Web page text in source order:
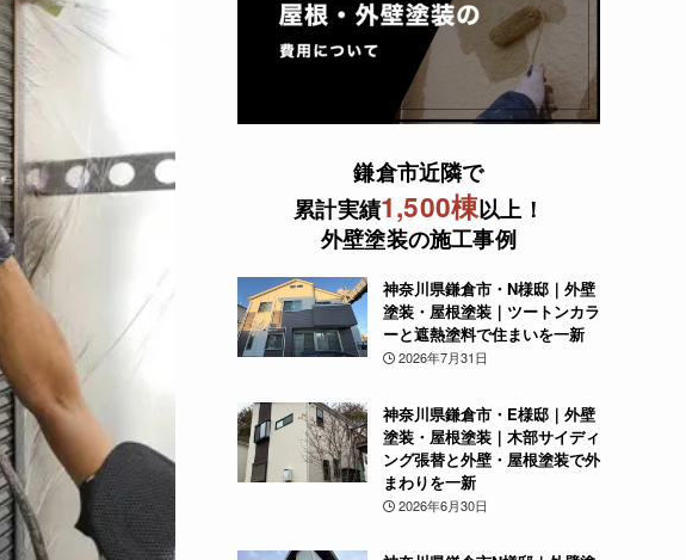
鎌倉市近隣で
累計実績1,500棟以上！
外壁塗装の施工事例
神奈川県鎌倉市・N様邸｜外壁
塗装・屋根塗装｜ツートンカラ
ーと遮熱塗料で住まいを一新
2026年7月31日
神奈川県鎌倉市・E様邸｜外壁
塗装・屋根塗装｜木部サイディ
ング張替と外壁・屋根塗装で外
まわりを一新
2026年6月30日